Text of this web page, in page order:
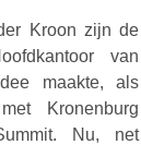
Kroon zijn de
van
maakte, als
Kronenburg
Nu, net